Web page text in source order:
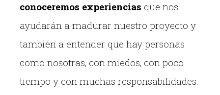
conoceremos experiencias que nos
ayudarán a madurar nuestro proyecto y
también a entender que hay personas
como nosotras, con miedos, con poco
tiempo y con muchas responsabilidades.